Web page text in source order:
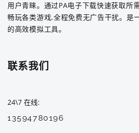
用户青睐。通过PA电子下载快速获取所
畅玩各类游戏,全程免费无广告干扰。是
的高效模拟工具。
联系我们
24\7 在线
13594780196